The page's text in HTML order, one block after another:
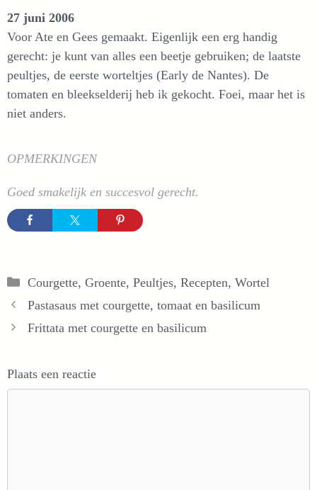
27 juni 2006
Voor Ate en Gees gemaakt. Eigenlijk een erg handig
gerecht: je kunt van alles een beetje gebruiken; de laatste
peultjes, de eerste worteltjes (Early de Nantes). De
tomaten en bleekselderij heb ik gekocht. Foei, maar het is
niet anders.
OPMERKINGEN
Goed smakelijk en succesvol gerecht.
Categorieën
Courgette, Groente, Peultjes, Recepten, Wortel
Pastasaus met courgette, tomaat en basilicum
Frittata met courgette en basilicum
Plaats een reactie